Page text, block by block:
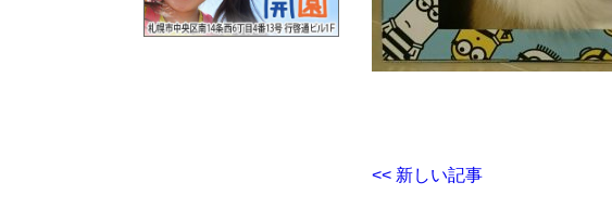
<< 新しい記事